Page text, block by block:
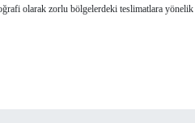
olarak zorlu bölgelerdeki teslimatlara yönelik